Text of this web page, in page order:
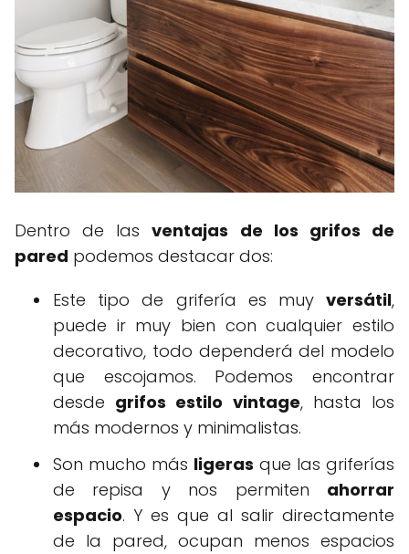
Dentro de lasventajas de los grifos de
pared podemos destacar dos:
Este tipo de grifería es muy versátil,
puede ir muy bien con cualquier estilo
decorativo, todo dependerá del modelo
que escojamos. Podemos encontrar
desde grifos estilo vintage, hasta los
más modernos y minimalistas.
Son mucho más ligeras que las griferías
de repisa y nos permiten ahorrar
espacio. Y es que al salir directamente
de la pared, ocupan menos espacios